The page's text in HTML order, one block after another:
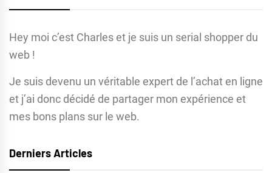
Hey moi c’est Charles et je suis un serial shopper du
web !
Je suis devenu un véritable expert de l’achat en ligne
et j’ai donc décidé de partager mon expérience et
mes bons plans sur le web.
Derniers Articles